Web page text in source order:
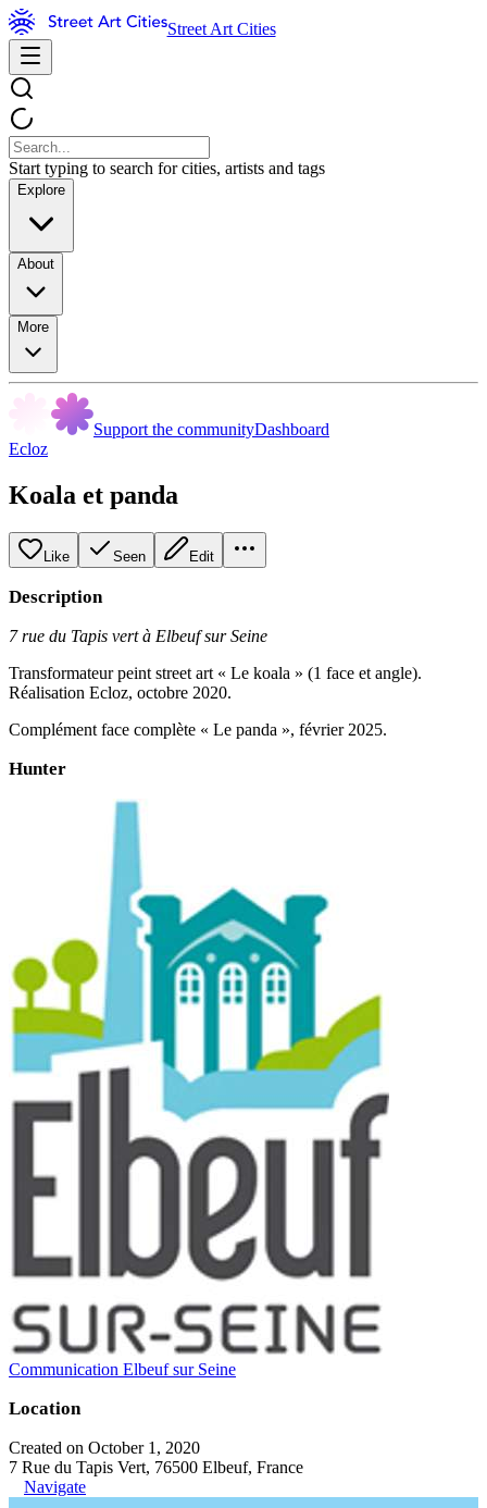
Street Art Cities
Start typing to search for cities, artists and tags
Explore
About
More
Support the communityDashboard
Ecloz
Koala et panda
Like Seen Edit
Description
7 rue du Tapis vert à Elbeuf sur Seine
Transformateur peint street art « Le koala » (1 face et angle).
Réalisation Ecloz, octobre 2020.
Complément face complète « Le panda », février 2025.
Hunter
Communication Elbeuf sur Seine
Location
Created on October 1, 2020
7 Rue du Tapis Vert, 76500 Elbeuf, France
Navigate